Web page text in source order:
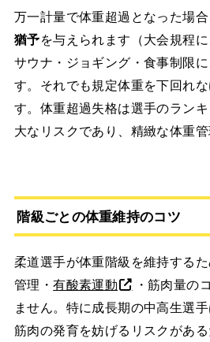
万一計量で体重超過となった場
猶予を与えられます（大会規程
サウナ・ジョギング・食事制限
す。それでも規定体重を下回れ
す。体重超過失格は選手のラン
大なリスクであり、精緻な体重管
階級ごとの体重維持のコツ
柔道選手が体重階級を維持する
管理・有酸素運動
・筋肉量の
ません。特に成長期の中高生選
筋肉の発育を妨げるリスクがあ